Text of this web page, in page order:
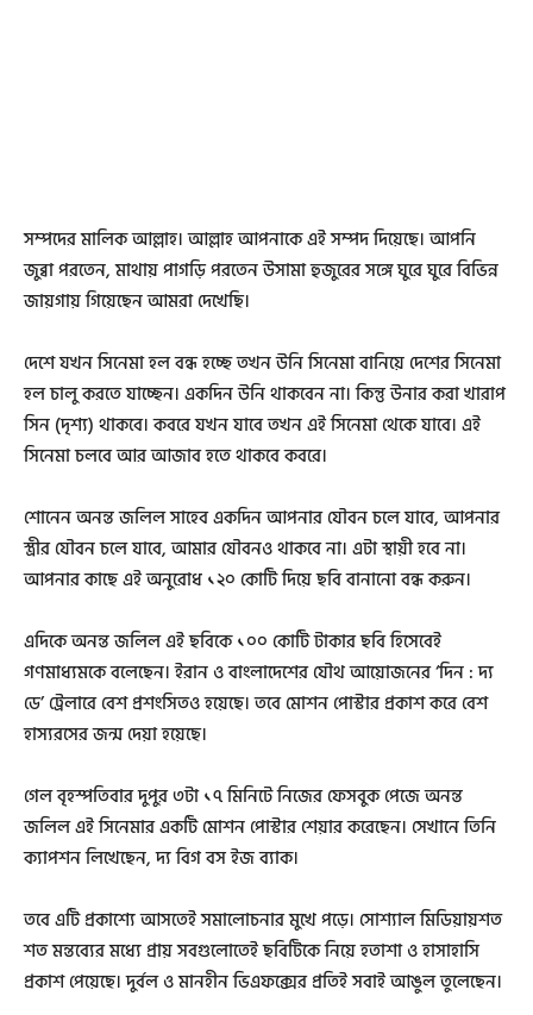
সম্পদের মালিক আল্লাহ। আল্লাহ আপনাকে এই সম্পদ দিয়েছে। আপনি
জুব্বা পরতেন, মাথায় পাগড়ি পরতেন উসামা হুজুরের সঙ্গে ঘুরে ঘুরে বিভিন্ন
জায়গায় গিয়েছেন আমরা দেখেছি।
দেশে যখন সিনেমা হল বন্ধ হচ্ছে তখন উনি সিনেমা বানিয়ে দেশের সিনেমা
হল চালু করতে যাচ্ছেন। একদিন উনি থাকবেন না। কিন্তু উনার করা খারাপ
সিন (দৃশ্য) থাকবে। কবরে যখন যাবে তখন এই সিনেমা থেকে যাবে। এই
সিনেমা চলবে আর আজাব হতে থাকবে কবরে।
শোনেন অনন্ত জলিল সাহেব একদিন আপনার যৌবন চলে যাবে, আপনার
স্ত্রীর যৌবন চলে যাবে, আমার যৌবনও থাকবে না। এটা স্থায়ী হবে না।
আপনার কাছে এই অনুরোধ ১২০ কোটি দিয়ে ছবি বানানো বন্ধ করুন।
এদিকে অনন্ত জলিল এই ছবিকে ১০০ কোটি টাকার ছবি হিসেবেই
গণমাধ্যমকে বলেছেন। ইরান ও বাংলাদেশের যৌথ আয়োজনের ‘দিন : দ্য
ডে’ ট্রেলারে বেশ প্রশংসিতও হয়েছে। তবে মোশন পোস্টার প্রকাশ করে বেশ
হাস্যরসের জন্ম দেয়া হয়েছে।
গেল বৃহস্পতিবার দুপুর ৩টা ১৭ মিনিটে নিজের ফেসবুক পেজে অনন্ত
জলিল এই সিনেমার একটি মোশন পোস্টার শেয়ার করেছেন। সেখানে তিনি
ক্যাপশন লিখেছেন, দ্য বিগ বস ইজ ব্যাক।
তবে এটি প্রকাশ্যে আসতেই সমালোচনার মুখে পড়ে। সোশ্যাল মিডিয়ায়শত
শত মন্তব্যের মধ্যে প্রায় সবগুলোতেই ছবিটিকে নিয়ে হতাশা ও হাসাহাসি
প্রকাশ পেয়েছে। দুর্বল ও মানহীন ভিএফক্সের প্রতিই সবাই আঙুল তুলেছেন।